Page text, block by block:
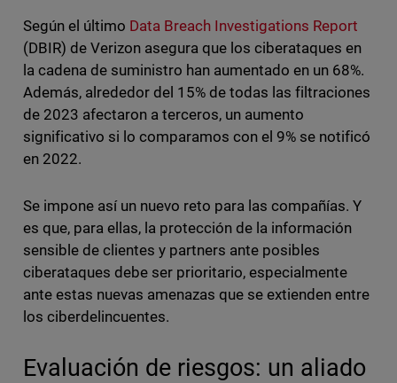
Según el último Data Breach Investigations Report
(DBIR) de Verizon asegura que los ciberataques en
la cadena de suministro han aumentado en un 68%.
Además, alrededor del 15% de todas las filtraciones
de 2023 afectaron a terceros, un aumento
significativo si lo comparamos con el 9% se notificó
en 2022.
Se impone así un nuevo reto para las compañías. Y
es que, para ellas, la protección de la información
sensible de clientes y partners ante posibles
ciberataques debe ser prioritario, especialmente
ante estas nuevas amenazas que se extienden entre
los ciberdelincuentes.
Evaluación de riesgos: un aliado